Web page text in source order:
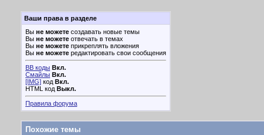
Ваши права в разделе
Вы не можете создавать новые темы
Вы не можете отвечать в темах
Вы не можете прикреплять вложения
Вы не можете редактировать свои сообщения
BB коды Вкл.
Смайлы Вкл.
[IMG] код Вкл.
HTML код Выкл.
Правила форума
Похожие темы